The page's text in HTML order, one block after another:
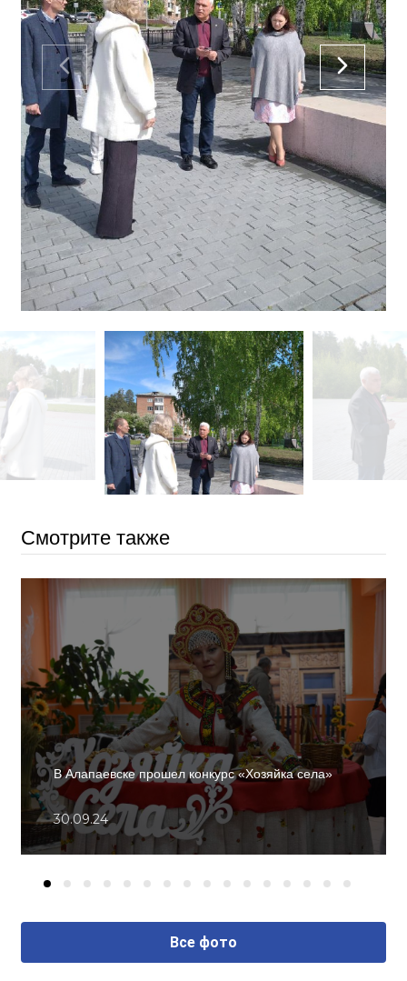
Смотрите также
В Алапаевске прошел конкурс «Хозяйка села»
30.09.24
Все фото